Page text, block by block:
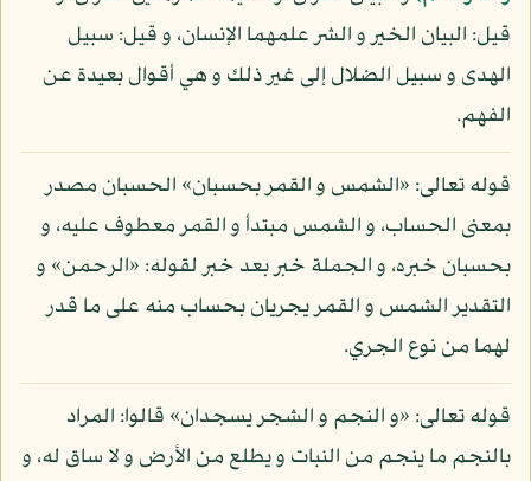
قيل: البيان الخير و الشر علمهما الإنسان، و قيل: سبيل
الهدى و سبيل الضلال إلى غير ذلك و هي أقوال بعيدة عن
الفهم.
قوله تعالى: «الشمس و القمر بحسبان» الحسبان مصدر
بمعنى الحساب، و الشمس مبتدأ و القمر معطوف عليه، و
بحسبان خبره، و الجملة خبر بعد خبر لقوله: «الرحمن» و
التقدير الشمس و القمر يجريان بحساب منه على ما قدر
لهما من نوع الجري.
قوله تعالى: «و النجم و الشجر يسجدان» قالوا: المراد
بالنجم ما ينجم من النبات و يطلع من الأرض و لا ساق له، و